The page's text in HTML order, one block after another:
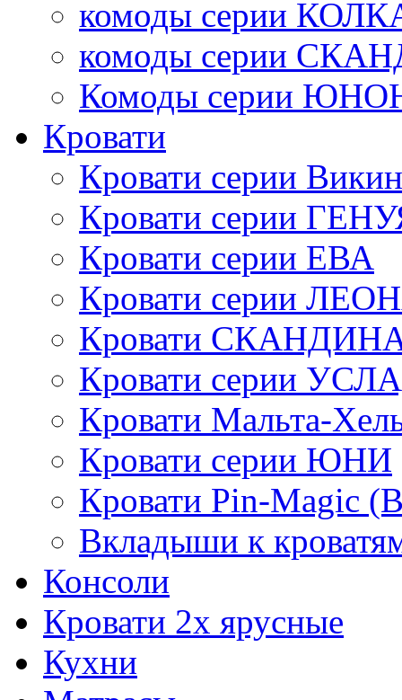
комоды серии
комоды серии
Комоды серии
Кровати
Кровати серии
Кровати серии
Кровати серии ЕВА
Кровати серии
Кровати
Кровати серии
Кровати Мальта-
Кровати серии ЮНИ
Кровати Pin-Magic
Вкладыши к
Консоли
Кровати 2х ярусные
Кухни